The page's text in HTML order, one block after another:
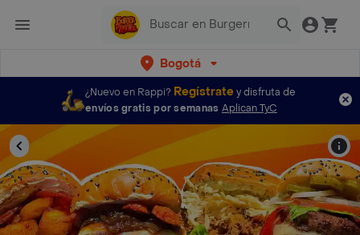
Bogotá
¿Nuevo en Rappi? Regístratey disfruta de
envíos gratis por semanas Aplican TyC